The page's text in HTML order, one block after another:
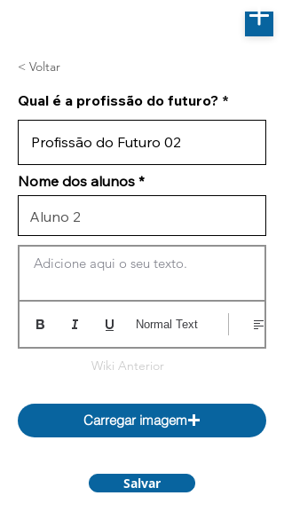
< Voltar
Qual é a profissão do futuro?
Nome dos alunos
Adicione aqui o seu texto.
Normal Text
Wiki Anterior
Carregar imagem
Salvar